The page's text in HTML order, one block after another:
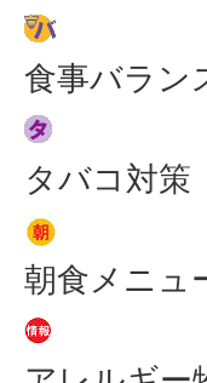
食事バラン
タバコ対策
朝食メニュ